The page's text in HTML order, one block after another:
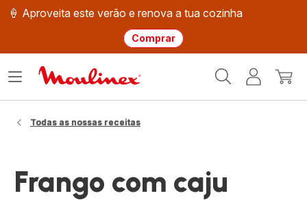
🍦 Aproveita este verão e renova a tua cozinha
Comprar
Moulinex
O
Abrir
Todas as nossas receitas
Frango com caju